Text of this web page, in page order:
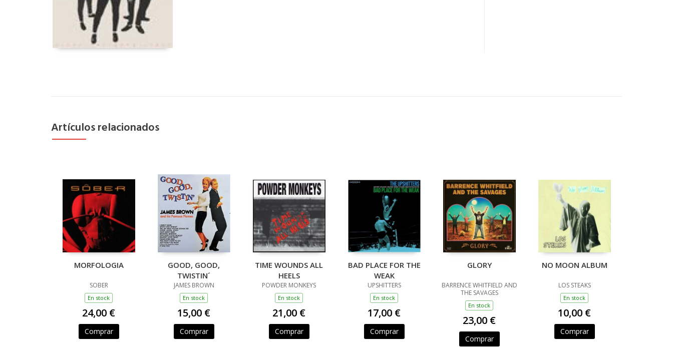
Artículos relacionados
MORFOLOGIA
SOBER
En stock
24,00 €
Comprar
GOOD, GOOD,
TWISTIN´
JAMES BROWN
En stock
15,00 €
Comprar
TIME WOUNDS ALL
HEELS
POWDER MONKEYS
En stock
21,00 €
Comprar
BAD PLACE FOR THE
WEAK
UPSHITTERS
En stock
17,00 €
Comprar
GLORY
BARRENCE WHITFIELD AND
THE SAVAGES
En stock
23,00 €
Comprar
NO MOON ALBUM
LOS STEAKS
En stock
10,00 €
Comprar